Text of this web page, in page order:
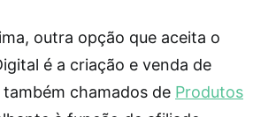
outra opção que aceita o
é a criação e venda de
chamados de Produtos